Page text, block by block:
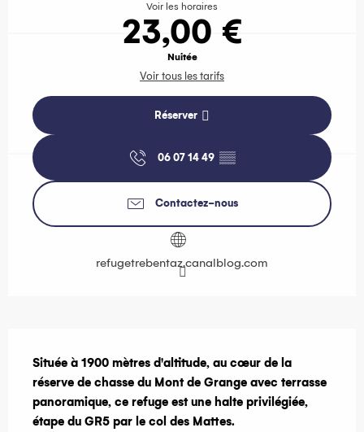
Voir les horaires
23,00 €
Nuitée
Voir tous les tarifs
Réserver
06 07 14 49 ▒▒
Contactez-nous
refugetrebentaz.canalblog.com
Située à 1900 mètres d'altitude, au cœur de la
réserve de chasse du Mont de Grange avec terrasse
panoramique, ce refuge est une halte privilégiée,
étape du GR5 par le col des Mattes.